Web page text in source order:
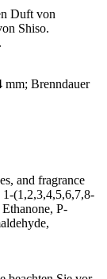
Duft von
Shiso.
mm; Brenndauer
and fragrance
(1,2,3,4,5,6,7,8-
P-